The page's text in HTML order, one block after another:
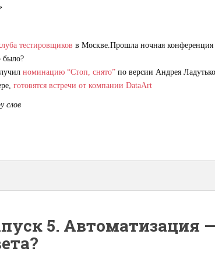
ба тестировщиков в Москве.Прошла ночная конференция
было?
номинацию “Стоп, снято” по версии Андрея
готовятся встречи от компании DataArt
слов
5. Автоматизация